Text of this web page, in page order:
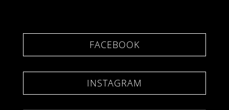
FACEBOOK
INSTAGRAM